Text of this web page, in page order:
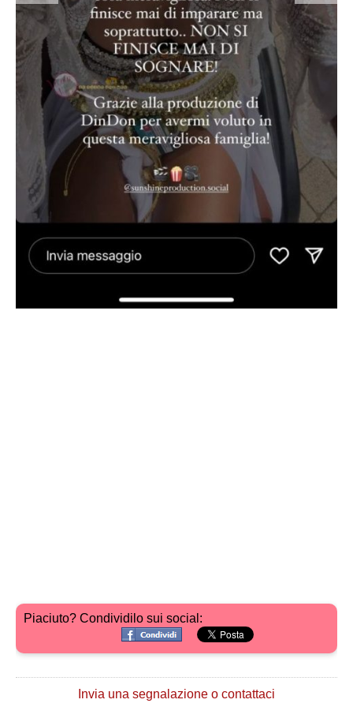
Piaciuto? Condividilo sui social:
Invia una segnalazione o contattaci